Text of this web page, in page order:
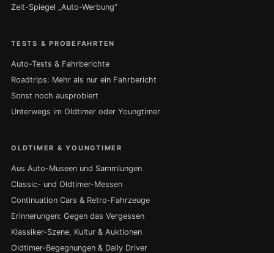
Zeit-Spiegel „Auto-Werbung“
TESTS & PROBEFAHRTEN
Auto-Tests & Fahrberichte
Roadtrips: Mehr als nur ein Fahrbericht
Sonst noch ausprobiert
Unterwegs im Oldtimer oder Youngtimer
OLDTIMER & YOUNGTIMER
Aus Auto-Museen und Sammlungen
Classic- und Oldtimer-Messen
Continuation Cars & Retro-Fahrzeuge
Erinnerungen: Gegen das Vergessen
Klassiker-Szene, Kultur & Auktionen
Oldtimer-Begegnungen & Daily Driver